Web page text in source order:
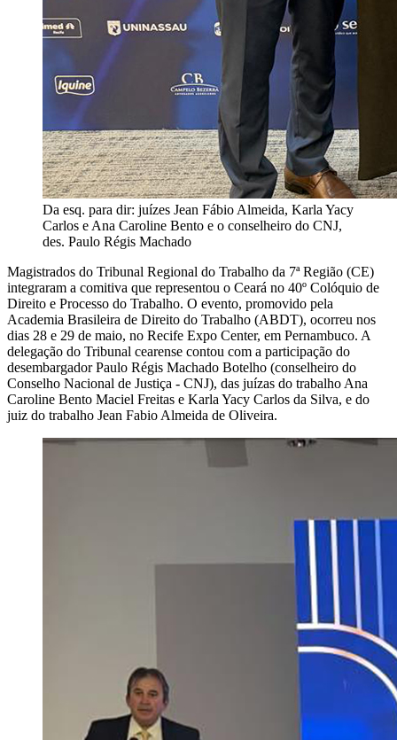
Da esq. para dir: juízes Jean Fábio Almeida, Karla Yacy
Carlos e Ana Caroline Bento e o conselheiro do CNJ,
des. Paulo Régis Machado
Magistrados do Tribunal Regional do Trabalho da 7ª Região (CE)
integraram a comitiva que representou o Ceará no 40º Colóquio de
Direito e Processo do Trabalho. O evento, promovido pela
Academia Brasileira de Direito do Trabalho (ABDT), ocorreu nos
dias 28 e 29 de maio, no Recife Expo Center, em Pernambuco. A
delegação do Tribunal cearense contou com a participação do
desembargador Paulo Régis Machado Botelho (conselheiro do
Conselho Nacional de Justiça - CNJ), das juízas do trabalho Ana
Caroline Bento Maciel Freitas e Karla Yacy Carlos da Silva, e do
juiz do trabalho Jean Fabio Almeida de Oliveira.